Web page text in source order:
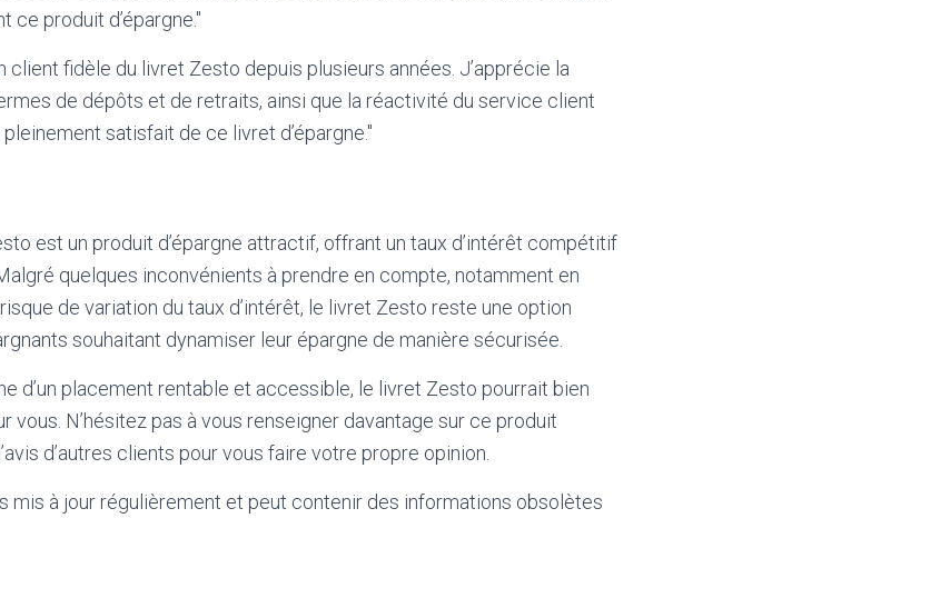
ce produit d’épargne."
client fidèle du livret Zesto depuis plusieurs années. J’apprécie la
de dépôts et de retraits, ainsi que la réactivité du service client
satisfait de ce livret d’épargne."
est un produit d’épargne attractif, offrant un taux d’intérêt compétitif
quelques inconvénients à prendre en compte, notamment en
de variation du taux d’intérêt, le livret Zesto reste une option
souhaitant dynamiser leur épargne de manière sécurisée.
d’un placement rentable et accessible, le livret Zesto pourrait bien
vous. N’hésitez pas à vous renseigner davantage sur ce produit
d’autres clients pour vous faire votre propre opinion.
mis à jour régulièrement et peut contenir des informations obsolètes